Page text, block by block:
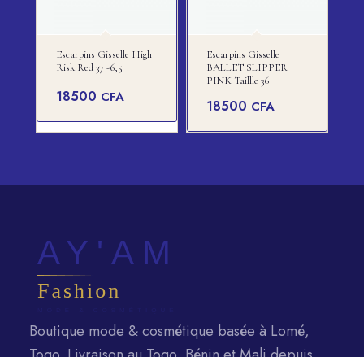
Escarpins Gisselle High
Risk Red 37 -6,5
18500 CFA
Escarpins Gisselle
BALLET SLIPPER
PINK Taillle 36
18500 CFA
Boutique mode & cosmétique basée à Lomé,